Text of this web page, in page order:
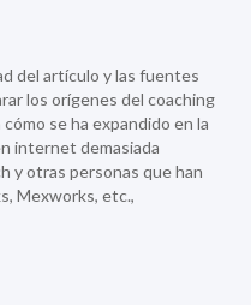
del artículo y las fuentes
los orígenes del coaching
se ha expandido en la
internet demasiada
y otras personas que han
Mexworks, etc.,